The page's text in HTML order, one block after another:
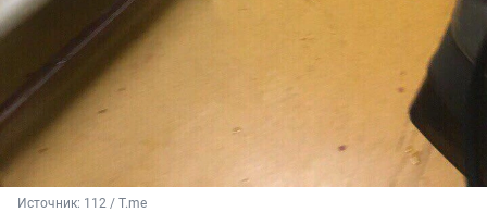
Источник: 112 / T.me